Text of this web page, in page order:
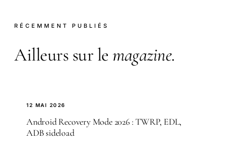
RÉCEMMENT PUBLIÉS
Ailleurs sur le magazine.
12 MAI 2026
Android Recovery Mode 2026 : TWRP, EDL,
ADB sideload